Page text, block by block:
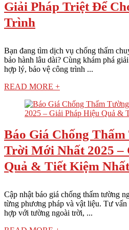
Giải Pháp Triệt Để
Trình
Bạn đang tìm dịch vụ chống thấm
bảo hành lâu dài? Cùng khám phá
hợp lý, bảo vệ công trình ...
READ MORE +
Báo Giá Chống
Trời Mới Nhất 2025 –
Quả & Tiết Kiệm Nhất
Cập nhật báo giá chống thấm tường
từng phương pháp và vật liệu. Tư
hợp với tường ngoài trời, ...